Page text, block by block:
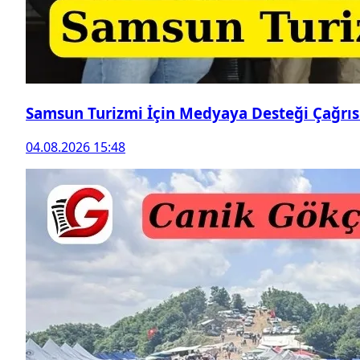
Samsun Turizmi İçin Medyaya Desteği
04.08.2026 15:48